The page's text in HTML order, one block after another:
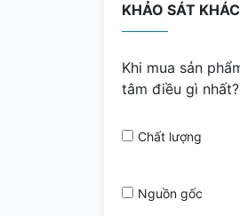
KHẢO SÁT
Khi mua sản
tâm điều gì nhất?
Chất lượng
Nguồn gốc